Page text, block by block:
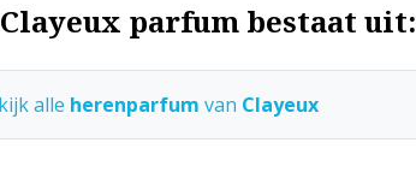
parfum bestaat uit:
alle herenparfum van Clayeux